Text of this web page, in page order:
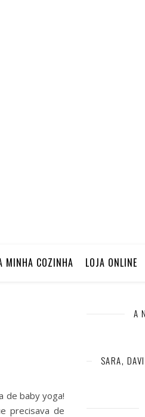
MINHA COZINHA LOJA ONLINE
de baby yoga!
precisava de
A
SARA,